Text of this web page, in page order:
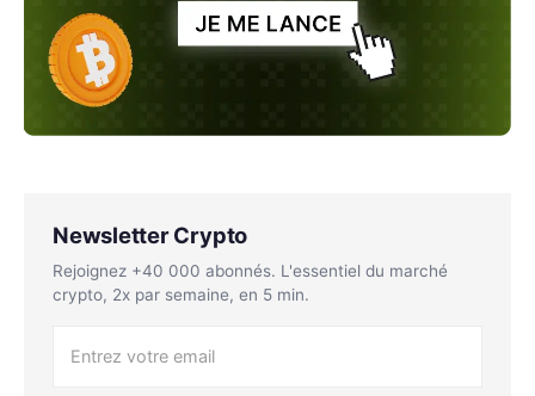
Newsletter Crypto
Rejoignez +40 000 abonnés. L'essentiel du marché
crypto, 2x par semaine, en 5 min.